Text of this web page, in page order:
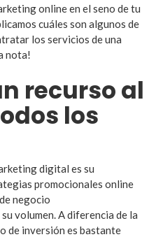
online en el seno de tu
cuáles son algunos de
los servicios de una
nota!
recurso al
los
digital es su
promocionales online
negocio
volumen. A diferencia de la
de inversión es bastante